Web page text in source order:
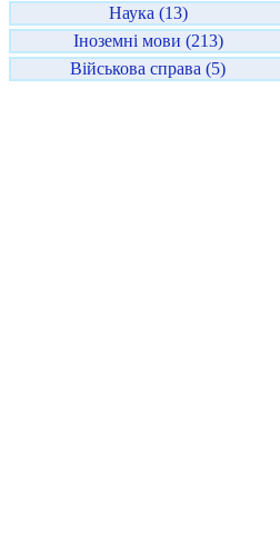
Наука (13)
Іноземні мови (213)
Військова справа (5)